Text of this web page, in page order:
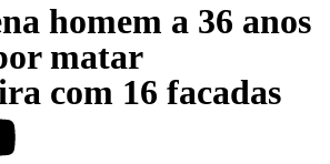
homem a 36 anos
matar
com 16 facadas